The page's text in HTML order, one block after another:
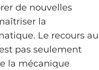
de nouvelles
la
Le recours au
pas seulement
la mécanique